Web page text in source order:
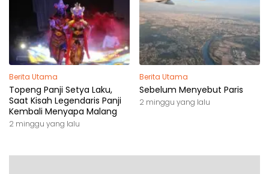
Berita Utama
Topeng Panji Setya Laku,
Saat Kisah Legendaris Panji
Kembali Menyapa Malang
2 minggu yang lalu
Berita Utama
Sebelum Menyebut Paris
2 minggu yang lalu